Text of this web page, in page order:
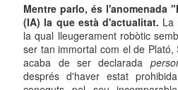
Mentre parlo, és l'anomenada
(IA) la que està d'actualitat. La
la qual lleugerament robòtic
ser tan immortal com el de Plató,
acaba de ser declarada
després d'haver estat